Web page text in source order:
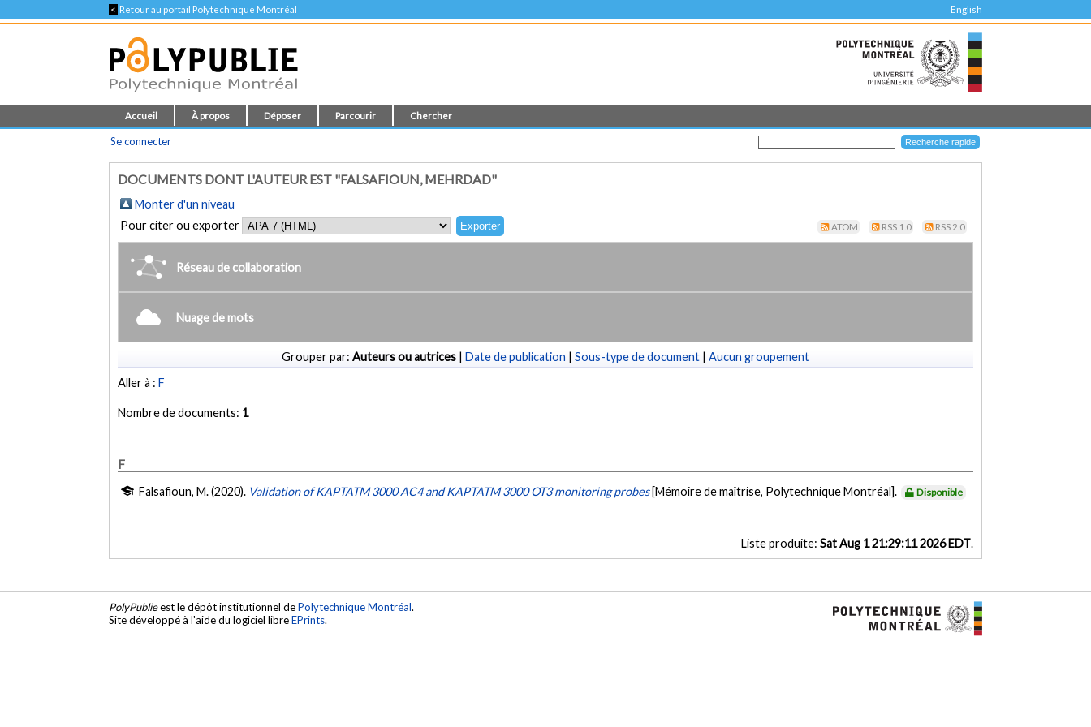
< Retour au portail Polytechnique Montréal English
Accueil À propos Déposer Parcourir Chercher
Se connecter
DOCUMENTS DONT L'AUTEUR EST "FALSAFIOUN, MEHRDAD"
Monter d'un niveau
Pour citer ou exporter
ATOM RSS 1.0 RSS 2.0
Réseau de collaboration
Nuage de mots
Grouper par: Auteurs ou autrices | Date de publication | Sous-type de document | Aucun groupement
Aller à :F
Nombre de documents: 1
F
Falsafioun, M. (2020). Validation of KAPTATM 3000 AC4 and KAPTATM 3000 OT3 monitoring probes [Mémoire de maîtrise, Polytechnique Montréal]. Disponible
Liste produite: Sat Aug 1 21:29:11 2026 EDT.
PolyPublieest le dépôt institutionnel dePolytechnique Montréal.
Site développé à l'aide du logiciel libreEPrints.